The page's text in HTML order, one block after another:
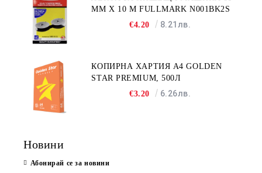
MM X 10 M FULLMARK N001BK2S
€4.20
8.21лв.
КОПИРНА ХАРТИЯ A4 GOLDEN
STAR PREMIUM, 500Л
€3.20
6.26лв.
Новини
Абонирай се за новини